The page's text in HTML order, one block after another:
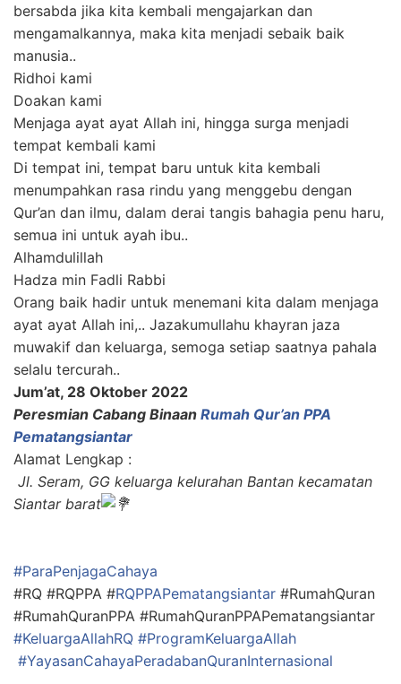
bersabda jika kita kembali mengajarkan dan
mengamalkannya, maka kita menjadi sebaik baik
manusia..
Ridhoi kami
Doakan kami
Menjaga ayat ayat Allah ini, hingga surga menjadi
tempat kembali kami
Di tempat ini, tempat baru untuk kita kembali
menumpahkan rasa rindu yang menggebu dengan
Qur’an dan ilmu, dalam derai tangis bahagia penu haru,
semua ini untuk ayah ibu..
Alhamdulillah
Hadza min Fadli Rabbi
Orang baik hadir untuk menemani kita dalam menjaga
ayat ayat Allah ini,.. Jazakumullahu khayran jaza
muwakif dan keluarga, semoga setiap saatnya pahala
selalu tercurah..
Jum’at, 28 Oktober 2022
Peresmian Cabang Binaan Rumah Qur’an PPA
Pematangsiantar
Alamat Lengkap :
Jl. Seram, GG keluarga kelurahan Bantan kecamatan
Siantar barat
#ParaPenjagaCahaya
#RQ #RQPPA #RQPPAPematangsiantar #RumahQuran
#RumahQuranPPA #RumahQuranPPAPematangsiantar
#KeluargaAllahRQ #ProgramKeluargaAllah
#YayasanCahayaPeradabanQuranInternasional